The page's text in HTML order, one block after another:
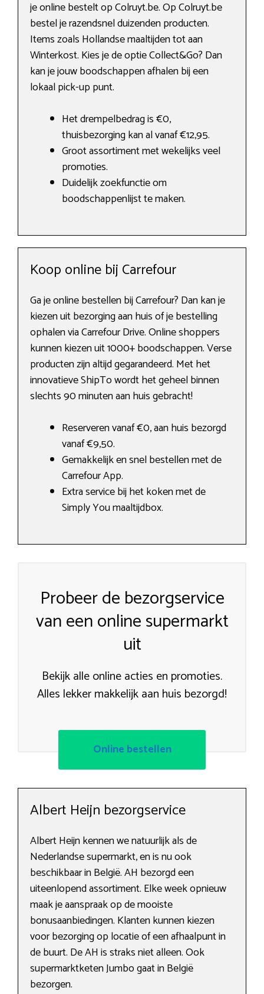
je online bestelt op Colruyt.be. Op Colruyt.be
bestel je razendsnel duizenden producten.
Items zoals Hollandse maaltijden tot aan
Winterkost. Kies je de optie Collect&Go? Dan
kan je jouw boodschappen afhalen bij een
lokaal pick-up punt.
Het drempelbedrag is €0,
thuisbezorging kan al vanaf €12,95.
Groot assortiment met wekelijks veel
promoties.
Duidelijk zoekfunctie om
boodschappenlijst te maken.
Koop online bij Carrefour
Ga je online bestellen bij Carrefour? Dan kan je
kiezen uit bezorging aan huis of je bestelling
ophalen via Carrefour Drive. Online shoppers
kunnen kiezen uit 1000+ boodschappen. Verse
producten zijn altijd gegarandeerd. Met het
innovatieve ShipTo wordt het geheel binnen
slechts 90 minuten aan huis gebracht!
Reserveren vanaf €0, aan huis bezorgd
vanaf €9,50.
Gemakkelijk en snel bestellen met de
Carrefour App.
Extra service bij het koken met de
Simply You maaltijdbox.
Probeer de bezorgservice
van een online supermarkt
uit
Bekijk alle online acties en promoties.
Alles lekker makkelijk aan huis bezorgd!
Online bestellen
Albert Heijn bezorgservice
Albert Heijn kennen we natuurlijk als de
Nederlandse supermarkt, en is nu ook
beschikbaar in België. AH bezorgd een
uiteenlopend assortiment. Elke week opnieuw
maak je aanspraak op de mooiste
bonusaanbiedingen. Klanten kunnen kiezen
voor bezorging op locatie of een afhaalpunt in
de buurt. De AH is straks niet alleen. Ook
supermarktketen Jumbo gaat in België
bezorgen.